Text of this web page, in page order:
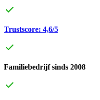
Trustscore: 4,6/5
Familiebedrijf sinds 2008